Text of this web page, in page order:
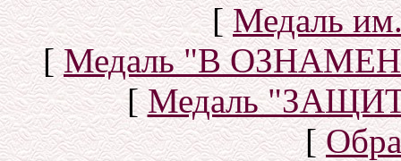
[Медаль
[Медаль "В
[Медаль
[